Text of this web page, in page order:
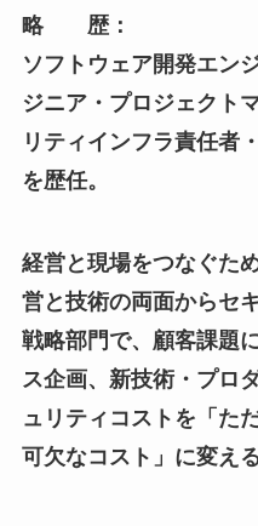
略 歴：
ソフトウェア開発エン
ジニア・プロジェクト
リティインフラ責任者
を歴任。
経営と現場をつなぐた
営と技術の両面からセ
戦略部門で、顧客課題
ス企画、新技術・プロ
ュリティコストを「た
可欠なコスト」に変え